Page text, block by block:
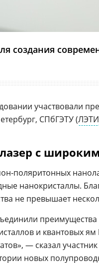
создания
участвовали
СПбГЭТУ (ЛЭТИ
с
нанокристаллы.
не превышает
преимущества
и квантовых
— сказал
новых